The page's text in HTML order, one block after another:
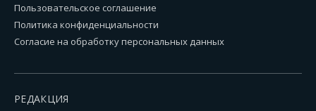
Пользовательское соглашение
Политика конфиденциальности
Согласие на обработку персональных данных
РЕДАКЦИЯ